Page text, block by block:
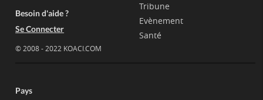
Besoin d'aide ?
Se Connecter
© 2008 - 2022 KOACI.COM
Tribune
Evènement
Santé
Pays